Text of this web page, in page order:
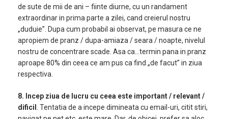
de sute de mii de ani – fiinte diurne, cu un randament
extraordinar in prima parte a zilei, cand creierul nostru
„duduie”. Dupa cum probabil ai observat, pe masura ce ne
apropiem de pranz / dupa-amiaza / seara / noapte, nivelul
nostru de concentrare scade. Asa ca…termin pana in pranz
aproape 80% din ceea ce am pus ca find „de facut” in ziua
respectiva.
8. Incep ziua de lucru cu ceea este important / relevant /
dificil
. Tentatia de a incepe dimineata cu email-uri, citit stiri,